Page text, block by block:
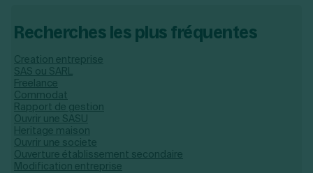
Recherches les plus fréquentes
Creation entreprise
SAS ou SARL
Freelance
Commodat
Rapport de gestion
Ouvrir une SASU
Heritage maison
Ouvrir une societe
Ouverture établissement secondaire
Modification entreprise